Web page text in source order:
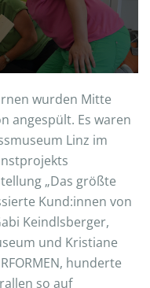
wurden Mitte
angespült. Es waren
Linz im
„Das größte
Kund:innen von
Keindlsberger,
und Kristiane
hunderte
so auf